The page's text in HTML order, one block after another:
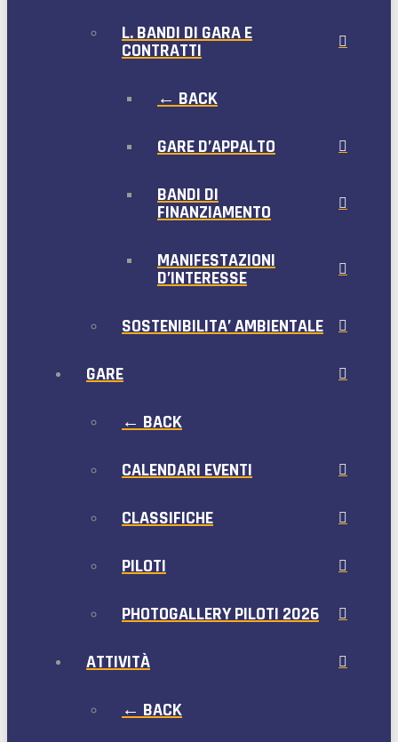
L. BANDI DI GARA E
CONTRATTI
← BACK
GARE D’APPALTO
BANDI DI
FINANZIAMENTO
MANIFESTAZIONI
D’INTERESSE
SOSTENIBILITA’ AMBIENTALE
GARE
← BACK
CALENDARI EVENTI
CLASSIFICHE
PILOTI
PHOTOGALLERY PILOTI 2026
ATTIVITÀ
← BACK